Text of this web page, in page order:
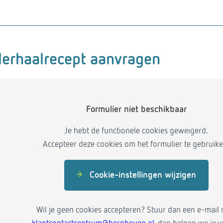
aanvragen
Formulier niet beschikbaar
Je hebt de functionele cookies geweigerd.
Accepteer deze cookies om het formulier te
Cookie-instellingen wijzigen
Wil je geen cookies accepteren? Stuur dan een e-mail